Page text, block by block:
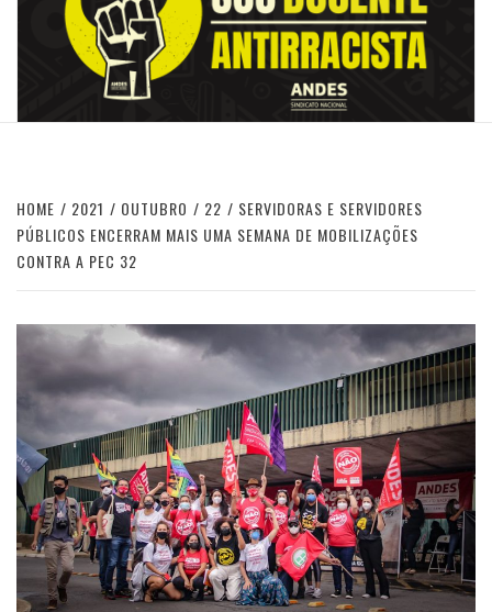
HOME 2021 OUTUBRO 22
SERVIDORAS E SERVIDORES
PÚBLICOS ENCERRAM MAIS UMA SEMANA DE MOBILIZAÇÕES
CONTRA A PEC 32